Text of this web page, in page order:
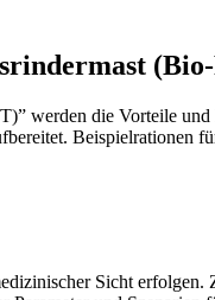
werden die Vorteile
Beispielrationen
Sicht